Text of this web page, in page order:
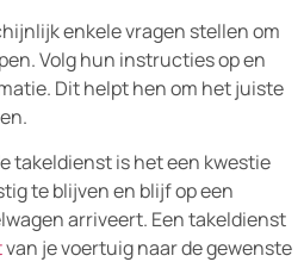
enkele vragen stellen om
Volg hun instructies op en
Dit helpt hen om het juiste
takeldienst is het een kwestie
te blijven en blijf op een
arriveert. Een takeldienst
van je voertuig naar de gewenste